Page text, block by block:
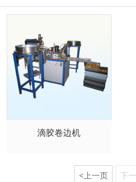
滴胶卷边机
<上一页 下